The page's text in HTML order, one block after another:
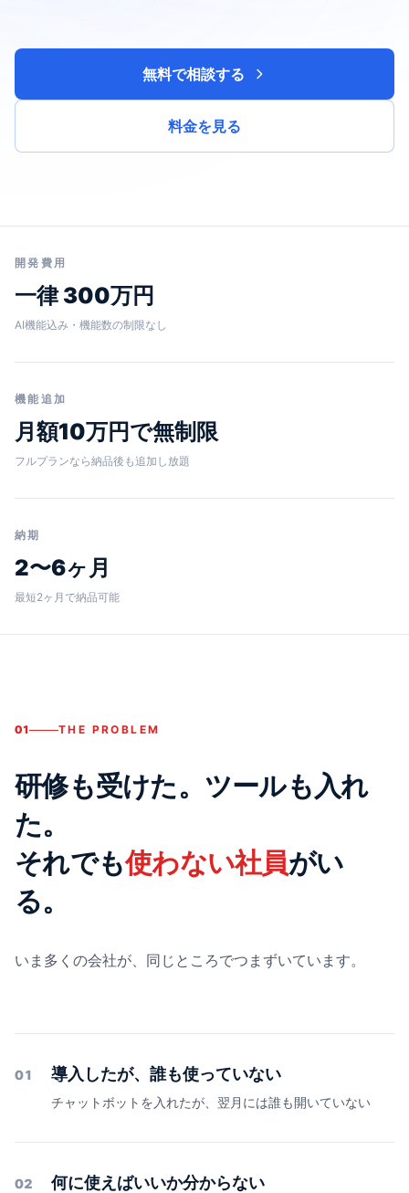
無料で相談する
料金を見る
開発費用
一律 300万円
AI機能込み・機能数の制限なし
機能追加
月額10万円で無制限
フルプランなら納品後も追加し放題
納期
2〜6ヶ月
最短2ヶ月で納品可能
01 THE PROBLEM
研修も受けた。ツールも入れ
た。
それでも使わない社員がい
る。
いま多くの会社が、同じところでつまずいています。
01 導入したが、誰も使っていない
チャットボットを入れたが、翌月には誰も開いていない
02 何に使えばいいか分からない